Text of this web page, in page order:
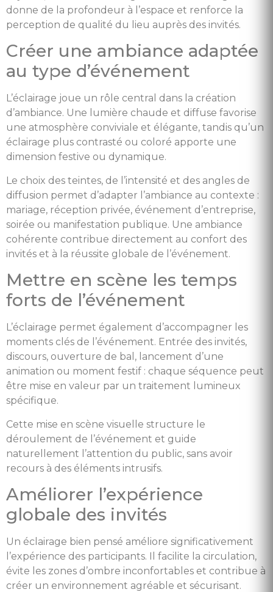
donne de la profondeur à l’espace et renforce la
perception de qualité du lieu auprès des invités.
Créer une ambiance adaptée
au type d’événement
L’éclairage joue un rôle central dans la création
d’ambiance. Une lumière chaude et diffuse favorise
une atmosphère conviviale et élégante, tandis qu’un
éclairage plus contrasté ou coloré apporte une
dimension festive ou dynamique.
Le choix des teintes, de l’intensité et des angles de
diffusion permet d’adapter l’ambiance au contexte :
mariage, réception privée, événement d’entreprise,
soirée ou manifestation publique. Une ambiance
cohérente contribue directement au confort des
invités et à la réussite globale de l’événement.
Mettre en scène les temps
forts de l’événement
L’éclairage permet également d’accompagner les
moments clés de l’événement. Entrée des invités,
discours, ouverture de bal, lancement d’une
animation ou moment festif : chaque séquence peut
être mise en valeur par un traitement lumineux
spécifique.
Cette mise en scène visuelle structure le
déroulement de l’événement et guide
naturellement l’attention du public, sans avoir
recours à des éléments intrusifs.
Améliorer l’expérience
globale des invités
Un éclairage bien pensé améliore significativement
l’expérience des participants. Il facilite la circulation,
évite les zones d’ombre inconfortables et contribue à
créer un environnement agréable et sécurisant.